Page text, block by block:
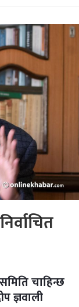
चाहिन्छ
ज्ञवाली